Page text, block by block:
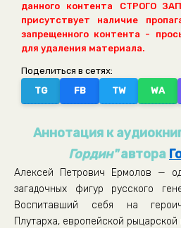
данного контента СТРОГО
присутствует наличие
запрещенного контента -
для удаления материала.
Поделиться в сетях:
TG
FB TW WA
Аннотация к
Гордин"автора
Алексей Петрович Ермолов —
загадочных фигур русского
Воспитавший себя на
Плутарха, европейской